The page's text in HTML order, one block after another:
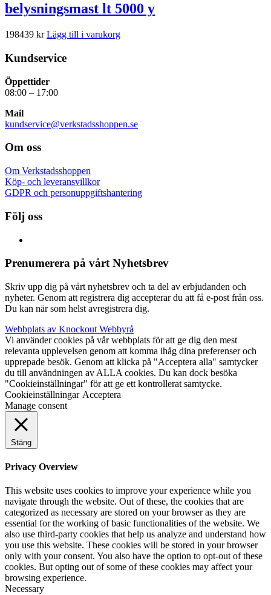
belysningsmast lt 5000 y
198439 kr Lägg till i varukorg
Kundservice
Öppettider
08:00 – 17:00
Mail
kundservice@verkstadsshoppen.se
Om oss
Om Verkstadsshoppen
Köp- och leveransvillkor
GDPR och personuppgiftshantering
Följ oss
Prenumerera på vårt Nyhetsbrev
Skriv upp dig på vårt nyhetsbrev och ta del av erbjudanden och
nyheter. Genom att registrera dig accepterar du att få e-post från oss.
Du kan när som helst avregistrera dig.
Webbplats av Knockout Webbyrå
Vi använder cookies på vår webbplats för att ge dig den mest
relevanta upplevelsen genom att komma ihåg dina preferenser och
upprepade besök. Genom att klicka på "Acceptera alla" samtycker
du till användningen av ALLA cookies. Du kan dock besöka
"Cookieinställningar" för att ge ett kontrollerat samtycke.
Cookieinställningar Acceptera
Manage consent
Stäng
Privacy Overview
This website uses cookies to improve your experience while you
navigate through the website. Out of these, the cookies that are
categorized as necessary are stored on your browser as they are
essential for the working of basic functionalities of the website. We
also use third-party cookies that help us analyze and understand how
you use this website. These cookies will be stored in your browser
only with your consent. You also have the option to opt-out of these
cookies. But opting out of some of these cookies may affect your
browsing experience.
Necessary